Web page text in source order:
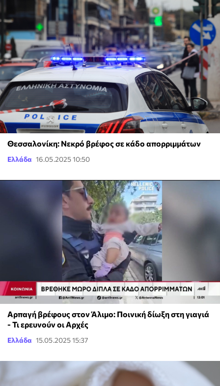
Θεσσαλονίκη: Νεκρό βρέφος σε κάδο απορριμμάτων
Ελλάδα 16.05.2025 10:50
Αρπαγή βρέφους στον Άλιμο: Ποινική δίωξη στη γιαγιά
- Τι ερευνούν οι Αρχές
Ελλάδα 15.05.2025 15:37